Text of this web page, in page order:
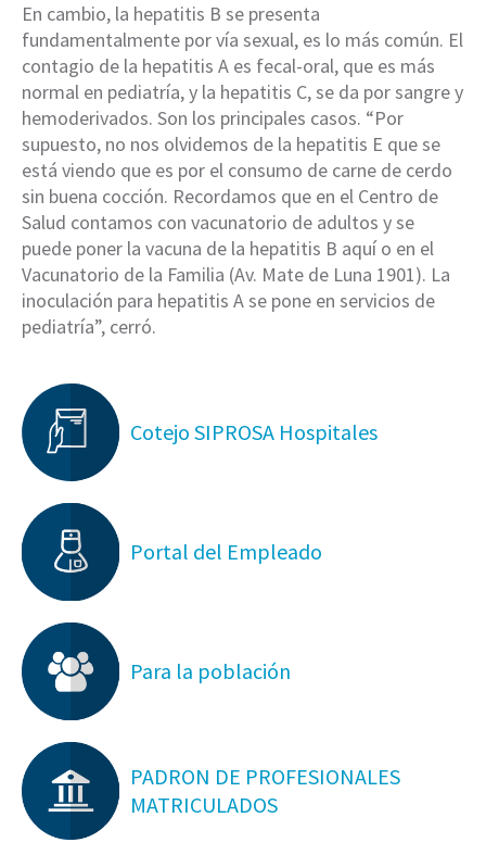
En cambio, la hepatitis B se presenta
fundamentalmente por vía sexual, es lo más común. El
contagio de la hepatitis A es fecal-oral, que es más
normal en pediatría, y la hepatitis C, se da por sangre y
hemoderivados. Son los principales casos. “Por
supuesto, no nos olvidemos de la hepatitis E que se
está viendo que es por el consumo de carne de cerdo
sin buena cocción. Recordamos que en el Centro de
Salud contamos con vacunatorio de adultos y se
puede poner la vacuna de la hepatitis B aquí o en el
Vacunatorio de la Familia (Av. Mate de Luna 1901). La
inoculación para hepatitis A se pone en servicios de
pediatría”, cerró.
Cotejo SIPROSA Hospitales
Portal del Empleado
Para la población
PADRON DE PROFESIONALES
MATRICULADOS